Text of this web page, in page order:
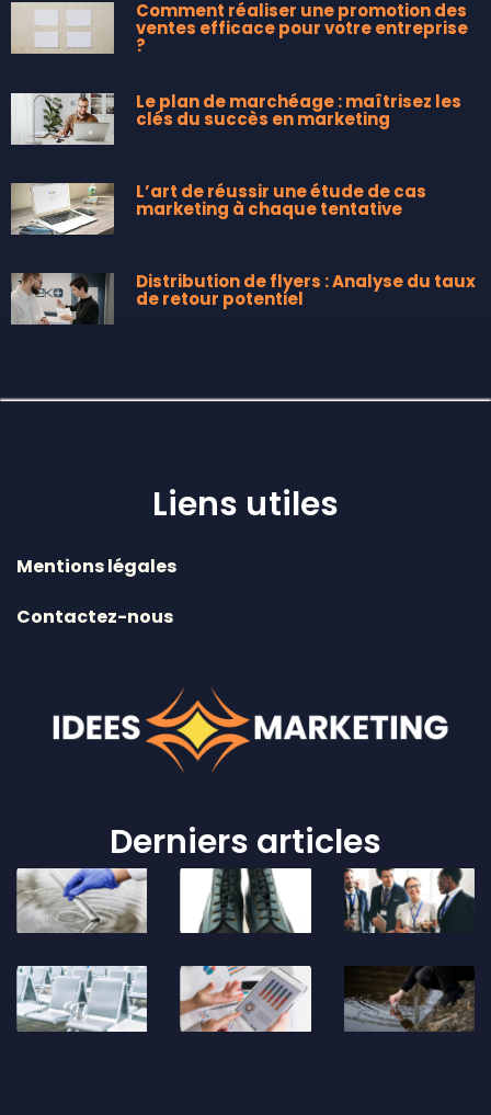
Comment réaliser une promotion des
ventes efficace pour votre entreprise
?
Le plan de marchéage : maîtrisez les
clés du succès en marketing
L’art de réussir une étude de cas
marketing à chaque tentative
Distribution de flyers : Analyse du taux
de retour potentiel
Liens utiles
Mentions légales
Contactez-nous
Derniers articles